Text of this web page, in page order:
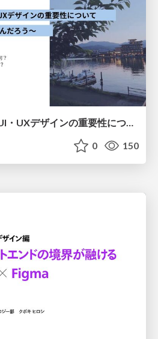
開発・制作におけるUI・UXデザインの重要性について～UI・UXデザインってなんだろう～
0 150